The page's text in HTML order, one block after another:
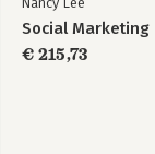
Social Marketing
€ 215,73